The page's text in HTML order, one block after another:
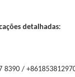
detalhadas:
8390 /